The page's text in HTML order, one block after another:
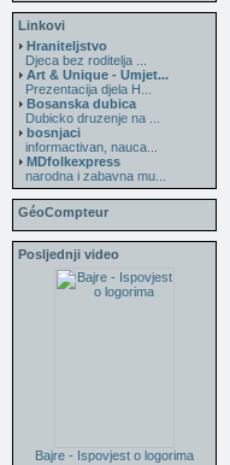
Linkovi
Hraniteljstvo
Djeca bez roditelja ...
Art & Unique - Umjet...
Prezentacija djela H...
Bosanska dubica
Dubicko druzenje na ...
bosnjaci
informactivan, nauca...
MDfolkexpress
narodna i zabavna mu...
GéoCompteur
Posljednji video
Bajre - Ispovjest o logorima